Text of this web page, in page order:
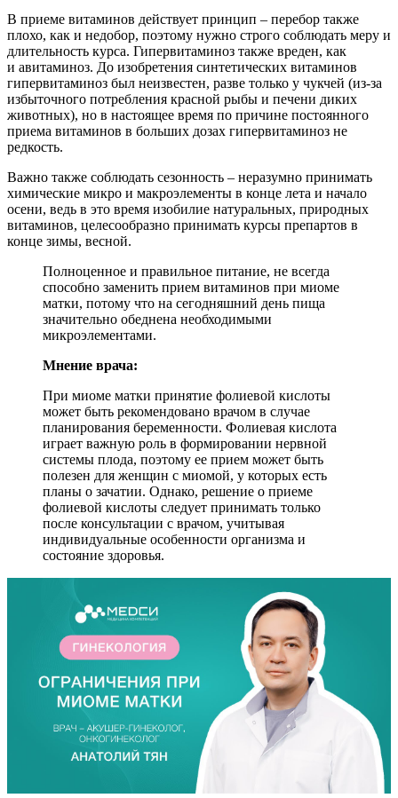
В приеме витаминов действует принцип – перебор также
плохо, как и недобор, поэтому нужно строго соблюдать меру и
длительность курса. Гипервитаминоз также вреден, как
и авитаминоз. До изобретения синтетических витаминов
гипервитаминоз был неизвестен, разве только у чукчей (из-за
избыточного потребления красной рыбы и печени диких
животных), но в настоящее время по причине постоянного
приема витаминов в больших дозах гипервитаминоз не
редкость.
Важно также соблюдать сезонность – неразумно принимать
химические микро и макроэлементы в конце лета и начало
осени, ведь в это время изобилие натуральных, природных
витаминов, целесообразно принимать курсы препартов в
конце зимы, весной.
Полноценное и правильное питание, не всегда
способно заменить прием витаминов при миоме
матки, потому что на сегодняшний день пища
значительно обеднена необходимыми
микроэлементами.
Мнение врача:
При миоме матки принятие фолиевой кислоты
может быть рекомендовано врачом в случае
планирования беременности. Фолиевая кислота
играет важную роль в формировании нервной
системы плода, поэтому ее прием может быть
полезен для женщин с миомой, у которых есть
планы о зачатии. Однако, решение о приеме
фолиевой кислоты следует принимать только
после консультации с врачом, учитывая
индивидуальные особенности организма и
состояние здоровья.